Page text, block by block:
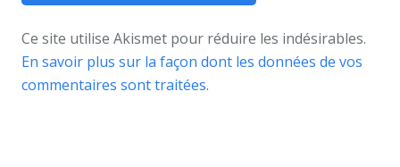
Ce site utilise Akismet pour réduire les indésirables.
En savoir plus sur la façon dont les données de vos
commentaires sont traitées.